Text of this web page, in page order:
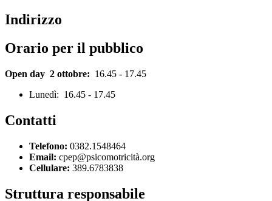
Indirizzo
Orario per il pubblico
Open day 2 ottobre: 16.45 - 17.45
Lunedì: 16.45 - 17.45
Contatti
Telefono: 0382.1548464
Email: cpep@psicomotricità.org
Cellulare: 389.6783838
Struttura responsabile